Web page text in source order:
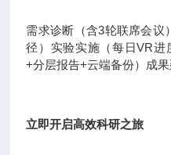
需求诊断（含3轮联席会议
径）实验实施（每日VR
+分层报告+云端备份）成
立即开启高效科研之旅